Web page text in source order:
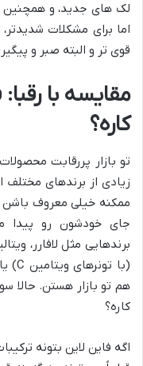
لک های جدید، و همچنین
اما برای مشکلات
قوی تر و البته صبر و
مقایسه با
کاره؟
تو بازار پررقابت
زیادی از برندهای
ممکنه خیلی معروف باشن
جای خودشون رو پیدا
برندهایی مثل لافارر،
هم تو بازار هستن. حالا
کاره؟
اگه فاین لاین بتونه